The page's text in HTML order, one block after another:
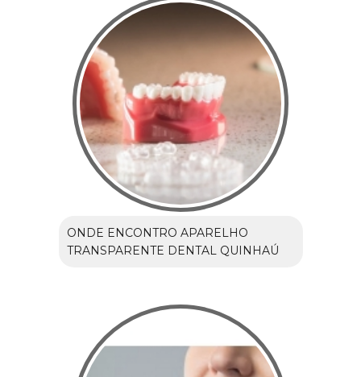
ONDE ENCONTRO APARELHO
TRANSPARENTE DENTAL QUINHAÚ